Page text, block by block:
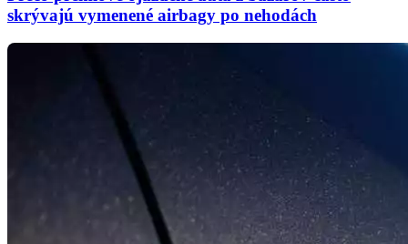
skrývajú vymenené airbagy po nehodách